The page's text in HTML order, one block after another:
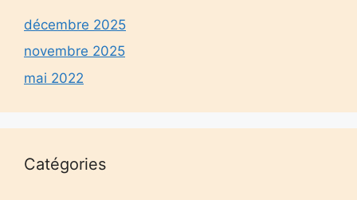
décembre 2025
novembre 2025
mai 2022
Catégories